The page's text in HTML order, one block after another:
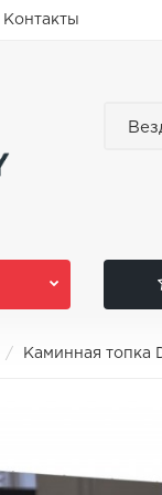
Контакты
Каминная топка